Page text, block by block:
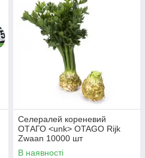
Селералей кореневий
ОТАГО <unk> OTAGO Rijk
Zwaan 10000 шт
В наявності